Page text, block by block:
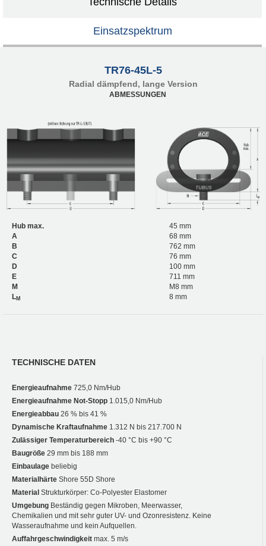
Einsatzspektrum
TR76-45L-5
Radial dämpfend, lange Version
ABMESSUNGEN
Hub max.
45 mm
A
68 mm
B
762 mm
C
76 mm
D
100 mm
E
711 mm
M
M8 mm
LM 8 mm
TECHNISCHE DATEN
Energieaufnahme 725,0 Nm/Hub
Energieaufnahme Not-Stopp 1.015,0 Nm/Hub
Energieabbau 26 % bis 41 %
Dynamische Kraftaufnahme 1.312 N bis 217.700 N
Zulässiger Temperaturbereich -40 °C bis +90 °C
Baugröße 29 mm bis 188 mm
Einbaulage beliebig
Materialhärte Shore 55D Shore
Material Strukturkörper: Co-Polyester Elastomer
Umgebung Beständig gegen Mikroben, Meerwasser,
Chemikalien und mit sehr guter UV- und Ozonresistenz. Keine
Wasseraufnahme und kein Aufquellen.
Auffahrgeschwindigkeit max. 5 m/s